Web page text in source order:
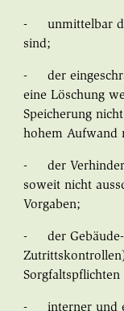
- unmittelbar
sind;
- der
eine Löschung
Speicherung
hohem Aufwand
- der
soweit nicht
Vorgaben;
- der Gebäude-
Sorgfaltspflichten
- interner und